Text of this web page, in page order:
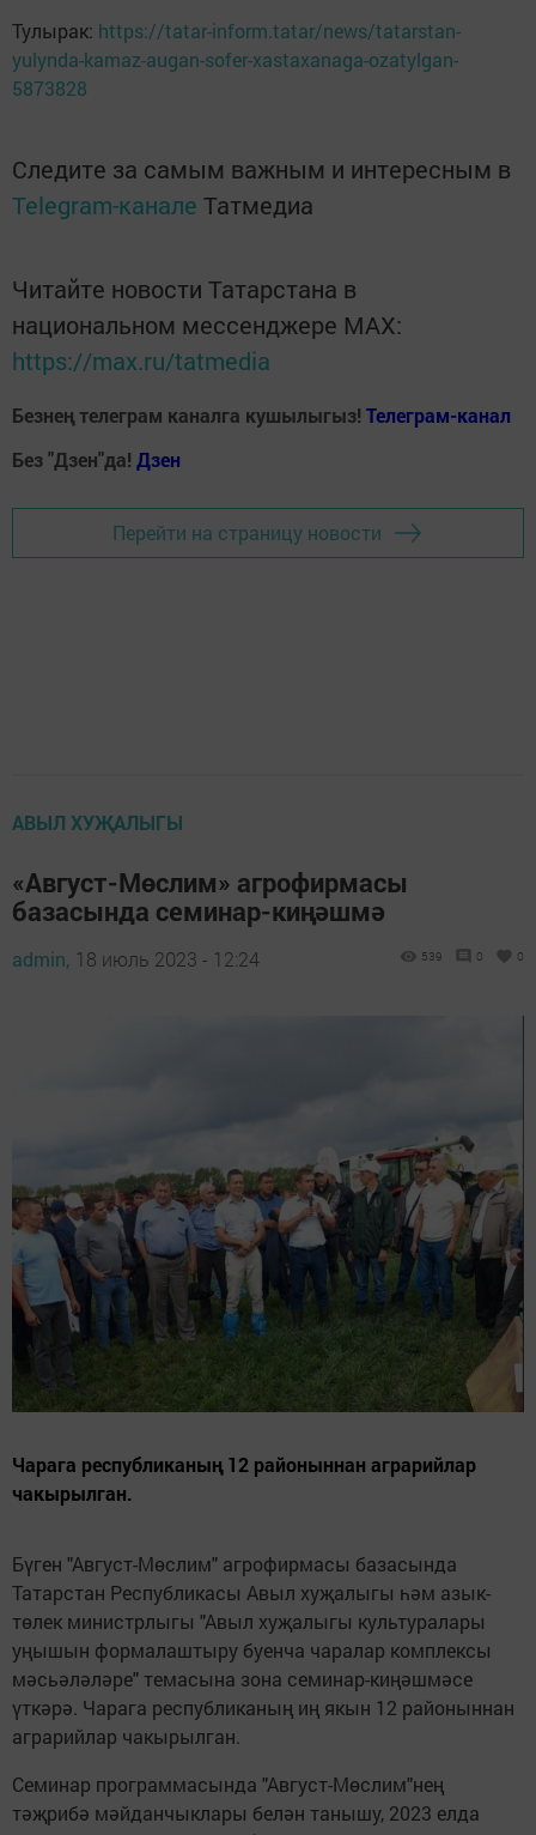
Тулырак: https://tatar-inform.tatar/news/tatarstan-
yulynda-kamaz-augan-sofer-xastaxanaga-ozatylgan-
5873828
Следите за самым важным и интересным в
Telegram-канале Татмедиа
Читайте новости Татарстана в
национальном мессенджере MАХ:
https://max.ru/tatmedia
Безнең телеграм каналга кушылыгыз! Телеграм-канал
Без "Дзен"да! Дзен
Перейти на страницу новости
АВЫЛ ХУҖАЛЫГЫ
«Август-Мөслим» агрофирмасы
базасында семинар-киңәшмә
admin, 18 июль 2023 - 12:24 539 0 0
Чарага республиканың 12 районыннан аграрийлар
чакырылган.
Бүген "Август-Мөслим" агрофирмасы базасында
Татарстан Республикасы Авыл хуҗалыгы һәм азык-
төлек министрлыгы "Авыл хуҗалыгы культуралары
уңышын формалаштыру буенча чаралар комплексы
мәсьәләләре" темасына зона семинар-киңәшмәсе
үткәрә. Чарага республиканың иң якын 12 районыннан
аграрийлар чакырылган.
Семинар программасында "Август-Мөслим"нең
тәҗрибә мәйданчыклары белән танышу, 2023 елда